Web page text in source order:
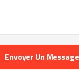
Envoyer Un Message